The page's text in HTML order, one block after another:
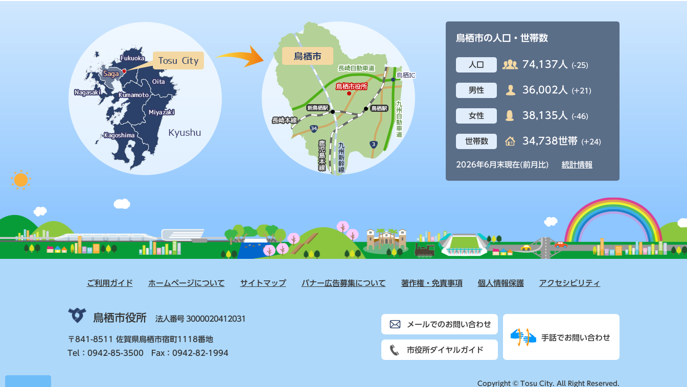
鳥栖市の人口・世帯数
人口 74,137人 (-25)
男性 36,002人 (+21)
女性 38,135人 (-46)
世帯数 34,738世帯 (+24)
2026年6月末現在(前月比) 統計情報
ご利用ガイド ホームページについて サイトマップ バナー広告募集について 著作権・免責事項 個人情報保護 アクセシビリティ
鳥栖市役所 法人番号 3000020412031
〒841-8511 佐賀県鳥栖市宿町1118番地
Tel：0942-85-3500 Fax：0942-82-1994
メールでのお問い合わせ
市役所ダイヤルガイド
手話でお問い合わせ
Copyright © Tosu City. All Right Reserved.